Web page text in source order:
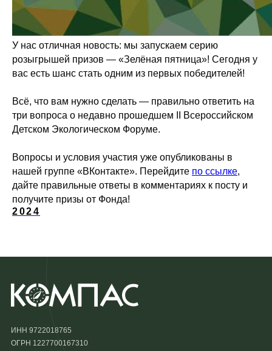
У нас отличная новость: мы запускаем серию
розыгрышей призов — «Зелёная пятница»! Сегодня у
вас есть шанс стать одним из первых победителей!
Всё, что вам нужно сделать — правильно ответить на
три вопроса о недавно прошедшем II Всероссийском
Детском Экологическом Форуме.
Вопросы и условия участия уже опубликованы в
нашей группе «ВКонтакте». Перейдите по ссылке,
дайте правильные ответы в комментариях к посту и
получите призы от Фонда!
2024
ИНН 9722018765
ОГРН 1227700167310